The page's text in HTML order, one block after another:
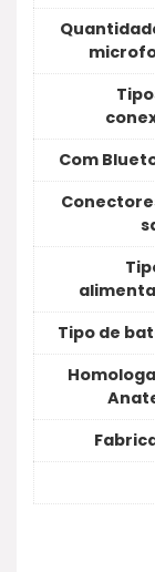
Com
Tipo de